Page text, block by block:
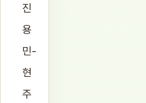
진
용
민-
현
주